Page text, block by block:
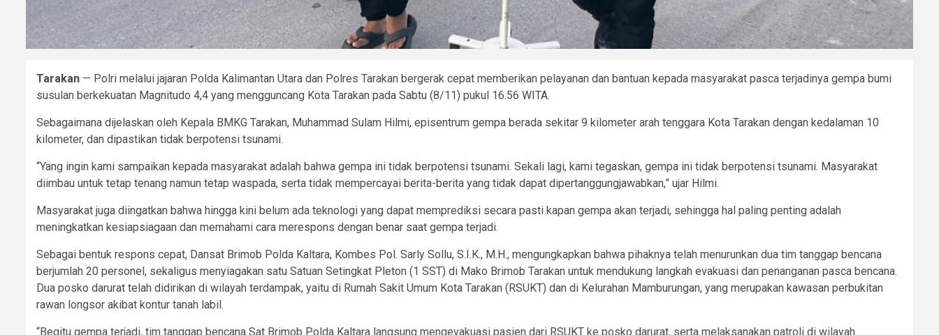
Tarakan — Polri melalui jajaran Polda Kalimantan Utara dan Polres Tarakan bergerak cepat memberikan pelayanan dan bantuan kepada masyarakat pasca terjadinya gempa bumi
susulan berkekuatan Magnitudo 4,4 yang mengguncang Kota Tarakan pada Sabtu (8/11) pukul 16.56 WITA.
Sebagaimana dijelaskan oleh Kepala BMKG Tarakan, Muhammad Sulam Hilmi, episentrum gempa berada sekitar 9 kilometer arah tenggara Kota Tarakan dengan kedalaman 10
kilometer, dan dipastikan tidak berpotensi tsunami.
“Yang ingin kami sampaikan kepada masyarakat adalah bahwa gempa ini tidak berpotensi tsunami. Sekali lagi, kami tegaskan, gempa ini tidak berpotensi tsunami. Masyarakat
diimbau untuk tetap tenang namun tetap waspada, serta tidak mempercayai berita-berita yang tidak dapat dipertanggungjawabkan,” ujar Hilmi.
Masyarakat juga diingatkan bahwa hingga kini belum ada teknologi yang dapat memprediksi secara pasti kapan gempa akan terjadi, sehingga hal paling penting adalah
meningkatkan kesiapsiagaan dan memahami cara merespons dengan benar saat gempa terjadi.
Sebagai bentuk respons cepat, Dansat Brimob Polda Kaltara, Kombes Pol. Sarly Sollu, S.I.K., M.H., mengungkapkan bahwa pihaknya telah menurunkan dua tim tanggap bencana
berjumlah 20 personel, sekaligus menyiagakan satu Satuan Setingkat Pleton (1 SST) di Mako Brimob Tarakan untuk mendukung langkah evakuasi dan penanganan pasca bencana.
Dua posko darurat telah didirikan di wilayah terdampak, yaitu di Rumah Sakit Umum Kota Tarakan (RSUKT) dan di Kelurahan Mamburungan, yang merupakan kawasan perbukitan
rawan longsor akibat kontur tanah labil.
“Begitu gempa terjadi, tim tanggap bencana Sat Brimob Polda Kaltara langsung mengevakuasi pasien dari RSUKT ke posko darurat, serta melaksanakan patroli di wilayah